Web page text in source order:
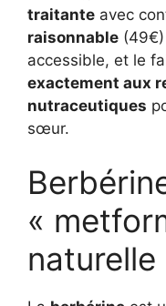
traitante avec
raisonnable
accessible, et le
exactement aux
nutraceutiques
sœur.
«
naturelle